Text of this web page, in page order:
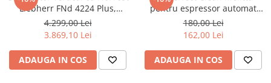
Aspiratoare verticale
Apiratoare cu sac
Aspiratoare fara sac
Ingrijirea rufelor si a vaselor
Masini de spalat vase
Liebherr FNd 4224 Plus,
NoFrost
4.299,00 Lei
3.869,10 Lei
ADAUGA IN COS
pentru espressor automat
Melitta
180,00 Lei
162,00 Lei
ADAUGA IN COS